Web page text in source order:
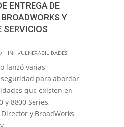
ENTREGA DE
Y
SERVICIOS
IN: VULNERABILIDADES
lanzó varias
para abordar
que existen en
y 8800 Series,
y BroadWorks